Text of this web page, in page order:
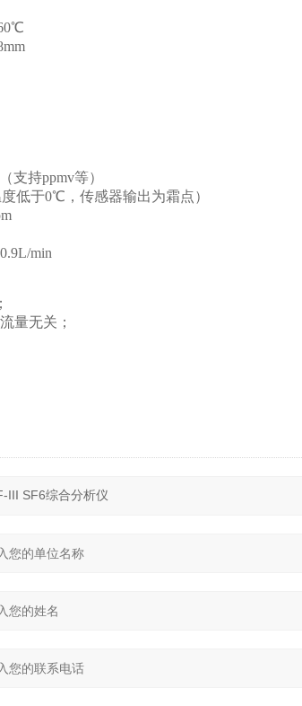
支持ppmv等）
低于0℃，传感器输出为霜点）
min
量无关；